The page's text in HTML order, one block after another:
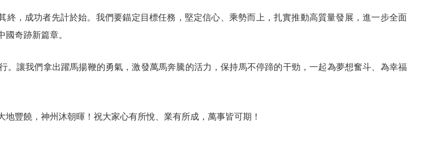
，成功者先計於始。我們要錨定目標任務，堅定信心、乘勢而上，扎實推動高質量發展，進一步全面
奇跡新篇章。
讓我們拿出躍馬揚鞭的勇氣，激發萬馬奔騰的活力，保持馬不停蹄的干勁，一起為夢想奮斗、為幸福
饒，神州沐朝暉！祝大家心有所悅、業有所成，萬事皆可期！